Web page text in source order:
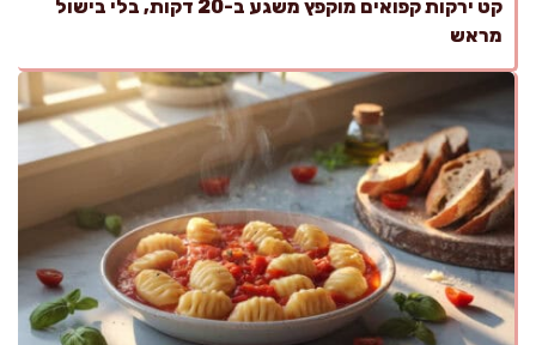
קט ירקות קפואים מוקפץ משגע ב-20 דקות, בלי בישול
מראש